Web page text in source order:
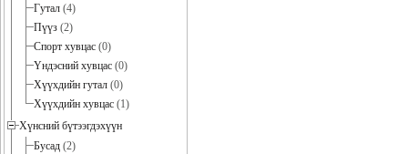
Гутал (4)
Пүүз (2)
Спорт хувцас (0)
Үндэсний хувцас (0)
Хүүхдийн гутал (0)
Хүүхдийн хувцас (1)
Хүнсний бүтээгдэхүүн
Бусад (2)